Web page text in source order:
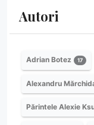
Autori
Adrian Botez 17
Alexandru
Părintele Alexie